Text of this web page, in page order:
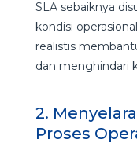
SLA sebaiknya
kondisi
realistis
dan menghindari
2.
Proses